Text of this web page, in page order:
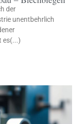
der
unentbehrlich
es(...)